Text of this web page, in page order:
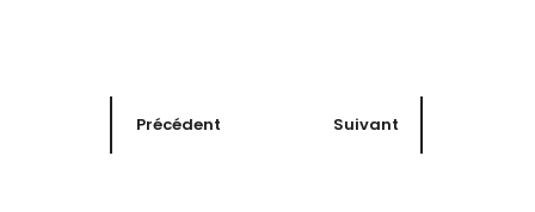
Précédent Suivant